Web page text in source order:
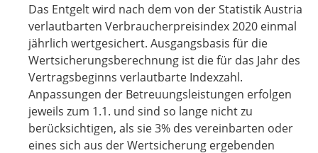
Das Entgelt wird nach dem von der Statistik Austria
verlautbarten Verbraucherpreisindex 2020 einmal
jährlich wertgesichert. Ausgangsbasis für die
Wertsicherungsberechnung ist die für das Jahr des
Vertragsbeginns verlautbarte Indexzahl.
Anpassungen der Betreuungsleistungen erfolgen
jeweils zum 1.1. und sind so lange nicht zu
berücksichtigen, als sie 3% des vereinbarten oder
eines sich aus der Wertsicherung ergebenden